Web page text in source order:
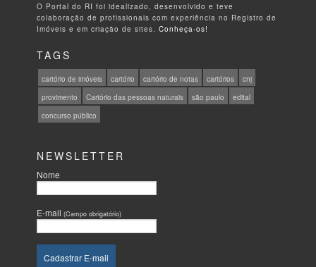
O Portal do RI foi idealizado, desenvolvido e teve
colaboração de profissionais com experiência no Registro de
Imóveis e em criação de sites.Conheça-os!
TAGS
cartório de imóveis cartório cartório de notas cartórios
cnj
provimento
Cartório das pessoas naturais são paulo
edital
concurso público
NEWSLETTER
Nome
E-mail(Campo obrigatório)